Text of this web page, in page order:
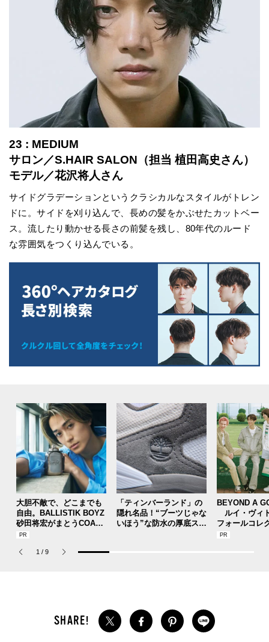
23 : MEDIUM
サロン／S.HAIR SALON（担当 植田高史さん）
モデル／花沢将人さん
サイドグラデーションというクラシカルなスタイルがトレン
ドに。サイドを刈り込んで、長めの髪をかぶせたカットベー
ス。流したり動かせる長さの前髪を残し、80年代のルード
な雰囲気をつくり込んでいる。
大胆不敵で、どこまでも
自由。BALLISTIK BOYZ
砂田将宏がまとうCOACH
の新作フレグランス「コ
パルファム」
「ティンバーランド」の
隠れ名品！“ブーツじゃな
いほう”な防水の厚底スニ
BEYOND A
ルイ・ヴィ
フォールコレ
描くプレッピ
1 / 9